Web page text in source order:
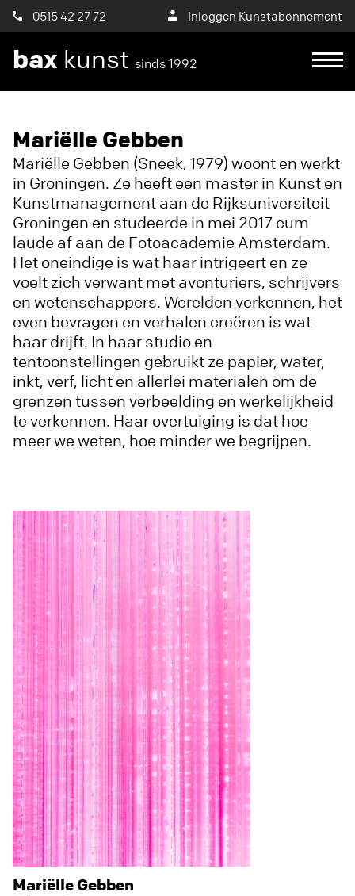
0515 42 27 72 Inloggen Kunstabonnement
bax kunst sinds 1992
Mariëlle Gebben
Mariëlle Gebben (Sneek, 1979) woont en werkt
in Groningen. Ze heeft een master in Kunst en
Kunstmanagement aan de Rijksuniversiteit
Groningen en studeerde in mei 2017 cum
laude af aan de Fotoacademie Amsterdam.
Het oneindige is wat haar intrigeert en ze
voelt zich verwant met avonturiers, schrijvers
en wetenschappers. Werelden verkennen, het
even bevragen en verhalen creëren is wat
haar drijft. In haar studio en
tentoonstellingen gebruikt ze papier, water,
inkt, verf, licht en allerlei materialen om de
grenzen tussen verbeelding en werkelijkheid
te verkennen. Haar overtuiging is dat hoe
meer we weten, hoe minder we begrijpen.
Mariëlle Gebben